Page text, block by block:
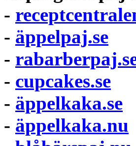
-
- äppelpaj.se
-
- cupcakes.se
- äppelkaka.se
- äppelkaka.nu